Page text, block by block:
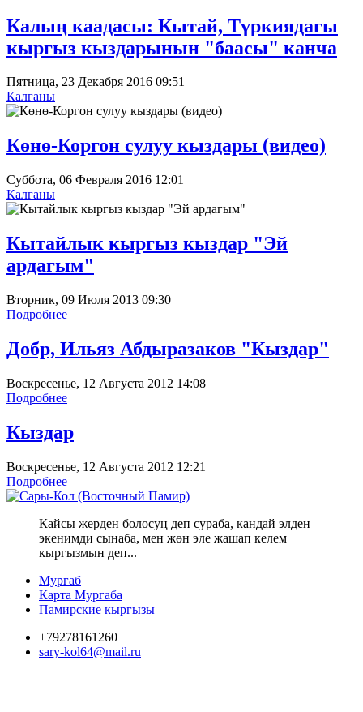
Калың каадасы: Кытай, Түркиядагы
кыргыз кыздарынын "баасы" канча
Пятница, 23 Декабря 2016 09:51
Калганы
Көнө-Коргон сулуу кыздары (видео)
Суббота, 06 Февраля 2016 12:01
Калганы
Кытайлык кыргыз кыздар "Эй
ардагым"
Вторник, 09 Июля 2013 09:30
Подробнее
Добр, Ильяз Абдыразаков "Кыздар"
Воскресенье, 12 Августа 2012 14:08
Подробнее
Кыздар
Воскресенье, 12 Августа 2012 12:21
Подробнее
Кайсы жерден болосуң деп сураба, кандай элден
экенимди сынаба, мен жөн эле жашап келем
кыргызмын деп...
Мургаб
Карта Мургаба
Памирские кыргызы
+79278161260
sary-kol64@mail.ru